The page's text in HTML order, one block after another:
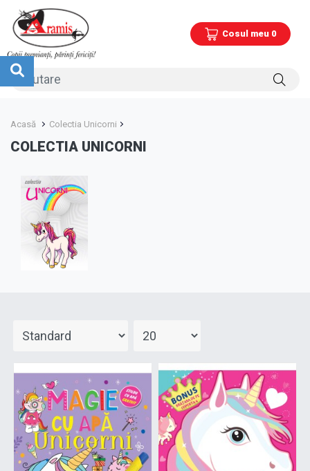
Cosul meu 0
Acasă Colectia Unicorni
COLECTIA UNICORNI